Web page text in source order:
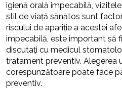
igienă orală impecabilă,
stil de viață sănătos sunt
riscului de apariție a acestei
impecabilă, este important să
discutați cu medicul
tratament preventiv. Alegerea
corespunzătoare poate face
preventiv.